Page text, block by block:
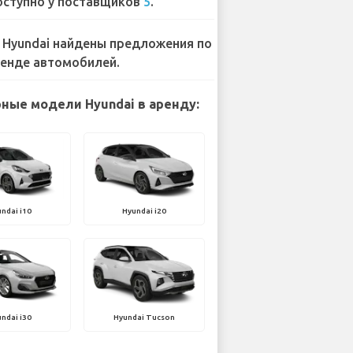
Hyundai найдены предложения по
автомобилей.
модели Hyundai в аренду:
i10 Hyundai i20
i30 Hyundai Tucson